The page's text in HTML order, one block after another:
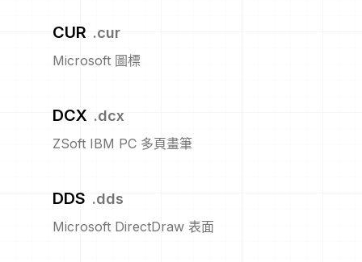
CUR .cur
Microsoft 圖標
DCX .dcx
ZSoft IBM PC 多頁畫筆
DDS .dds
Microsoft DirectDraw 表面